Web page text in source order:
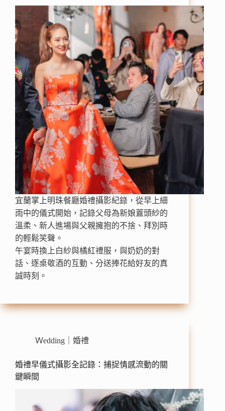
宜蘭掌上明珠餐廳婚禮攝影紀錄，從早上細
雨中的儀式開始，記錄父母為新娘蓋頭紗的
溫柔、新人進場與父親擁抱的不捨、拜別時
的輕鬆笑聲。
午宴時換上白紗與橘紅禮服，與奶奶的對
話、逐桌敬酒的互動、分送捧花給好友的真
誠時刻。
Ｗedding｜婚禮
婚禮早儀式攝影全記錄：捕捉情感流動的關
鍵瞬間